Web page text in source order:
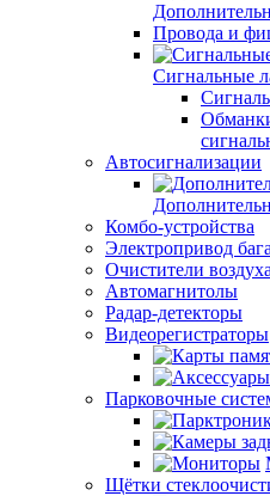
Провода и
Cигнальные
Автосигнализации
Комбо-устройства
Электропривод
Очистители воздуха
Автомагнитолы
Радар-детекторы
Видеорегистраторы
Парковочные
Щётки